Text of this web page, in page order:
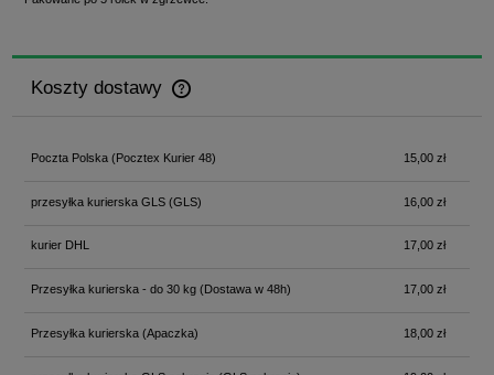
Koszty dostawy
Cena nie zawiera ewentualnych kosztów płatności
Poczta Polska(Pocztex Kurier 48) 15,00 zł
przesyłka kurierska GLS(GLS) 16,00 zł
kurier DHL 17,00 zł
Przesyłka kurierska - do 30 kg(Dostawa w 48h) 17,00 zł
Przesyłka kurierska (Apaczka) 18,00 zł